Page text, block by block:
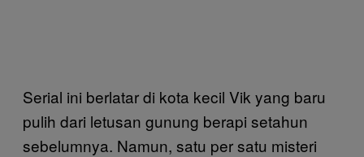
Serial ini berlatar di kota kecil Vik yang baru
pulih dari letusan gunung berapi setahun
sebelumnya. Namun, satu per satu misteri